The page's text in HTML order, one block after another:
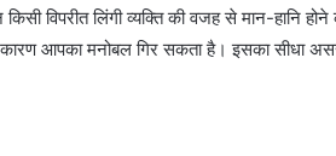
विपरीत लिंगी व्यक्ति की वजह से मान-हानि
आपका मनोबल गिर सकता है। इसका सीधा